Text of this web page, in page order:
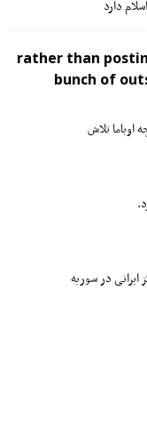
دارد
rather than
bunch of
اوباما تلاش
در سوریه